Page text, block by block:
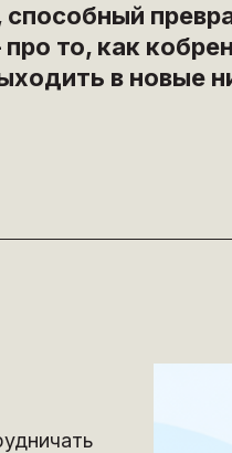
то, как
в новые